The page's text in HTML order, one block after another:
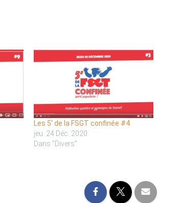
Les 5′ de la FSGT confinée #4
jeu. 24 Déc. 2020
Dans "Divers"